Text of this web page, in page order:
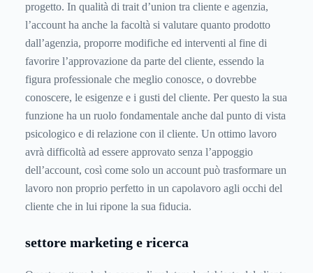
progetto. In qualità di trait d’union tra cliente e agenzia,
l’account ha anche la facoltà si valutare quanto prodotto
dall’agenzia, proporre modifiche ed interventi al fine di
favorire l’approvazione da parte del cliente, essendo la
figura professionale che meglio conosce, o dovrebbe
conoscere, le esigenze e i gusti del cliente. Per questo la sua
funzione ha un ruolo fondamentale anche dal punto di vista
psicologico e di relazione con il cliente. Un ottimo lavoro
avrà difficoltà ad essere approvato senza l’appoggio
dell’account, così come solo un account può trasformare un
lavoro non proprio perfetto in un capolavoro agli occhi del
cliente che in lui ripone la sua fiducia.
settore marketing e ricerca